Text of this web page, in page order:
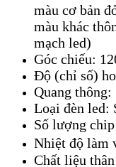
màu cơ bản
màu khác
mạch led)
Góc chiếu:
Độ (chỉ số)
Quang
Loại đèn led:
Số lượng
Nhiệt độ
Chất liệu